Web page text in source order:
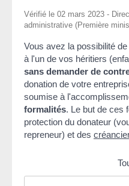
Vérifié le 02 mars 2023 -
administrative (Première
Vous avez la possibilité
à l'un de vos héritiers
sans demander de
donation de votre
soumise à
formalités. Le but de ces
protection du donateur
repreneur) et des